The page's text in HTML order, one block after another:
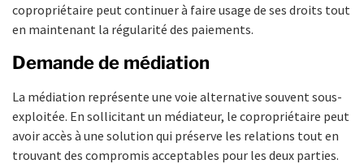
copropriétaire peut continuer à faire usage de ses droits tout
en maintenant la régularité des paiements.
Demande de médiation
La médiation représente une voie alternative souvent sous-
exploitée. En sollicitant un médiateur, le copropriétaire peut
avoir accès à une solution qui préserve les relations tout en
trouvant des compromis acceptables pour les deux parties.